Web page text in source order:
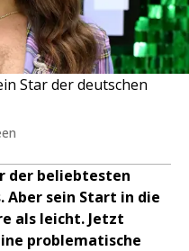
Star der deutschen
der beliebtesten
Aber sein Start in die
als leicht. Jetzt
problematische